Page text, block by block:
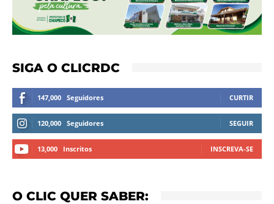
SIGA O CLICRDC
147,000 Seguidores CURTIR
120,000 Seguidores SEGUIR
13,000 Inscritos INSCREVA-SE
O CLIC QUER SABER: